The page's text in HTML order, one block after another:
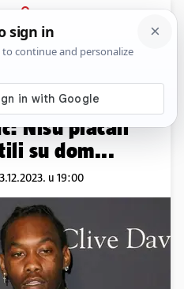
PRIJAVA
Komentari
tužio je njihov
Nisu plaćali
su dom...
u 19:00